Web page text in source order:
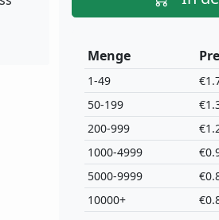
Menge
1-49
50-199
200-999
1000-4999
5000-9999
10000+